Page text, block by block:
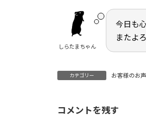
しらたまちゃん
今日も
またよ
カテゴリー お客様のお声
コメントを残す